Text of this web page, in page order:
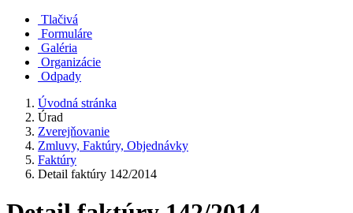
Tlačivá
Formuláre
Galéria
Organizácie
Odpady
Úvodná stránka
Úrad
Zverejňovanie
Zmluvy, Faktúry, Objednávky
Faktúry
Detail faktúry 142/2014